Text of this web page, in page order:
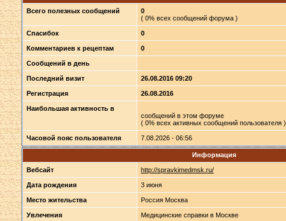
Всего полезных сообщений
0
( 0% всех сообщений форума )
Спасибок 0
Комментариев к рецептам 0
Сообщений в день
Последний визит 26.08.2016 09:20
Регистрация 26.08.2016
Наибольшая активность в
сообщений в этом форуме
( 0% всех активных сообщений пользователя )
Часовой пояс пользователя 7.08.2026 - 06:56
Информация
Вебсайт http://spravkimedmsk.ru/
Дата рождения 3 июня
Место жительства Россия Москва
Увлечения Медицинские справки в Москве